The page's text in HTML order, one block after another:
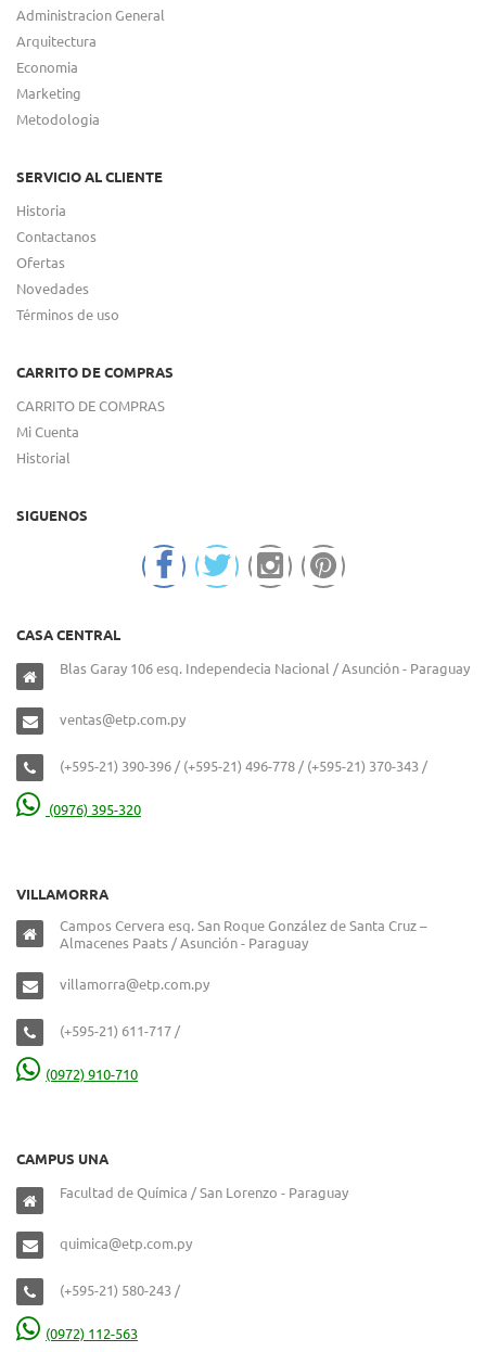
Administracion General
Arquitectura
Economia
Marketing
Metodologia
SERVICIO AL CLIENTE
Historia
Contactanos
Ofertas
Novedades
Términos de uso
CARRITO DE COMPRAS
CARRITO DE COMPRAS
Mi Cuenta
Historial
SIGUENOS
CASA CENTRAL
Blas Garay 106 esq. Independecia Nacional / Asunción - Paraguay
ventas@etp.com.py
(+595-21) 390-396 / (+595-21) 496-778 / (+595-21) 370-343 /
(0976) 395-320
VILLAMORRA
Campos Cervera esq. San Roque González de Santa Cruz –
Almacenes Paats / Asunción - Paraguay
villamorra@etp.com.py
(+595-21) 611-717 /
(0972) 910-710
CAMPUS UNA
Facultad de Química / San Lorenzo - Paraguay
quimica@etp.com.py
(+595-21) 580-243 /
(0972) 112-563